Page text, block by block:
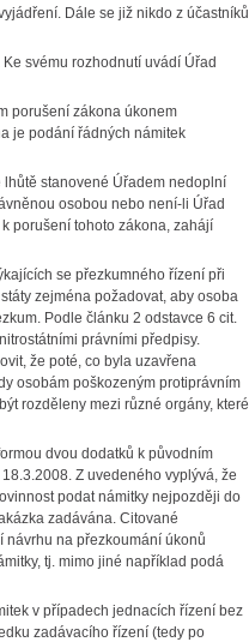
Dále se již nikdo z účastníků
svému rozhodnutí uvádí Úřad
porušení zákona úkonem
je podání řádných námitek
stanovené Úřadem nedoplní
osobou nebo není-li Úřad
porušení tohoto zákona, zahájí
se přezkumného řízení při
zejména požadovat, aby osoba
Podle článku 2 odstavce 6 cit.
právními předpisy.
že poté, co byla uzavřena
osobám poškozeným protiprávním
rozděleny mezi různé orgány, které
dvou dodatků k původním
Z uvedeného vyplývá, že
podat námitky nejpozději do
zadávána. Citované
na přezkoumání úkonů
tj. mimo jiné například podá
v případech jednacích řízení bez
zadávacího řízení (tedy po